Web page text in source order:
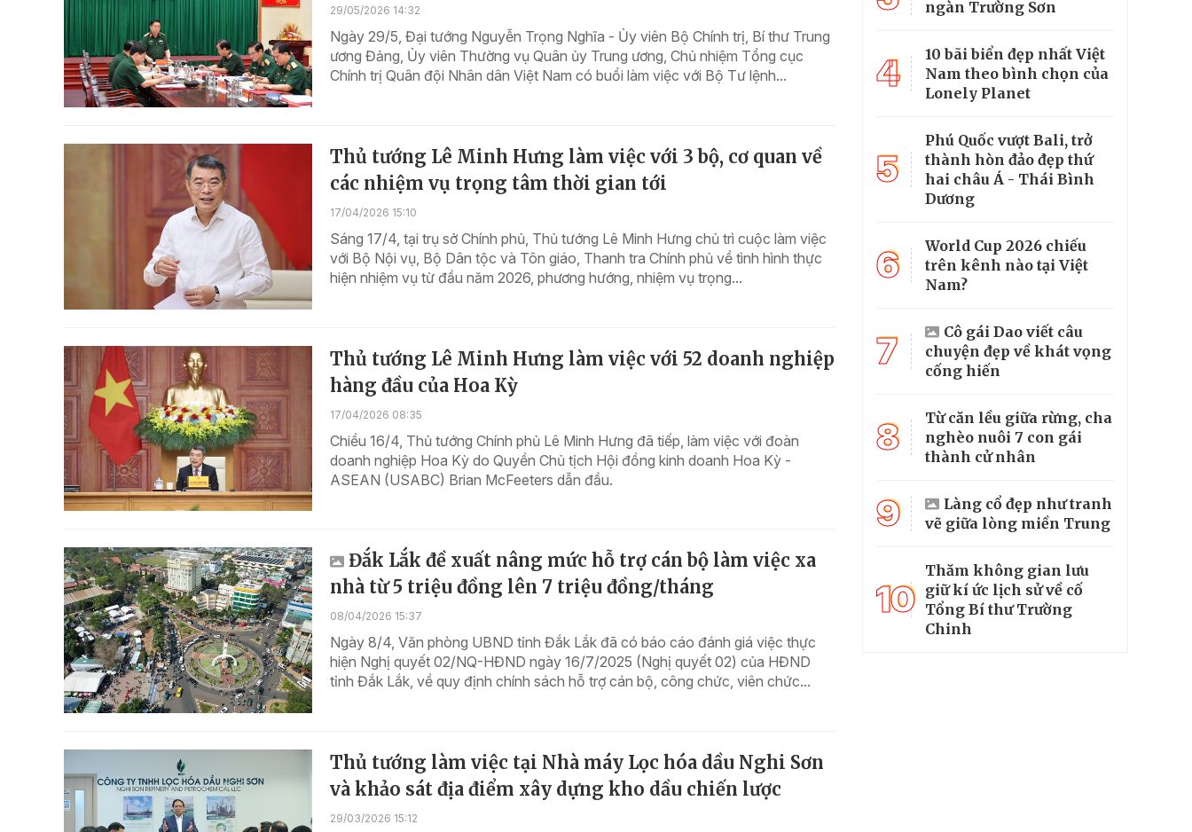
29/05/2026 14:32
Ngày 29/5, Đại tướng Nguyễn Trọng Nghĩa - Ủy viên Bộ Chính trị, Bí thư Trung
ương Đảng, Ủy viên Thường vụ Quân ủy Trung ương, Chủ nhiệm Tổng cục
Chính trị Quân đội Nhân dân Việt Nam có buổi làm việc với Bộ Tư lệnh...
Thủ tướng Lê Minh Hưng làm việc với 3 bộ, cơ quan về
các nhiệm vụ trọng tâm thời gian tới
17/04/2026 15:10
Sáng 17/4, tại trụ sở Chính phủ, Thủ tướng Lê Minh Hưng chủ trì cuộc làm việc
với Bộ Nội vụ, Bộ Dân tộc và Tôn giáo, Thanh tra Chính phủ về tình hình thực
hiện nhiệm vụ từ đầu năm 2026, phương hướng, nhiệm vụ trọng...
Thủ tướng Lê Minh Hưng làm việc với 52 doanh nghiệp
hàng đầu của Hoa Kỳ
17/04/2026 08:35
Chiều 16/4, Thủ tướng Chính phủ Lê Minh Hưng đã tiếp, làm việc với đoàn
doanh nghiệp Hoa Kỳ do Quyền Chủ tịch Hội đồng kinh doanh Hoa Kỳ -
ASEAN (USABC) Brian McFeeters dẫn đầu.
Đắk Lắk đề xuất nâng mức hỗ trợ cán bộ làm việc xa
nhà từ 5 triệu đồng lên 7 triệu đồng/tháng
08/04/2026 15:37
Ngày 8/4, Văn phòng UBND tỉnh Đắk Lắk đã có báo cáo đánh giá việc thực
hiện Nghị quyết 02/NQ-HĐND ngày 16/7/2025 (Nghị quyết 02) của HĐND
tỉnh Đắk Lắk, về quy định chính sách hỗ trợ cán bộ, công chức, viên chức...
Thủ tướng làm việc tại Nhà máy Lọc hóa dầu Nghi Sơn
và khảo sát địa điểm xây dựng kho dầu chiến lược
29/03/2026 15:12
ngàn Trường Sơn
4
10 bãi biển đẹp nhất Việt
Nam theo bình chọn của
Lonely Planet
5
Phú Quốc vượt Bali, trở
thành hòn đảo đẹp thứ
hai châu Á - Thái Bình
Dương
6
World Cup 2026 chiếu
trên kênh nào tại Việt
Nam?
7
Cô gái Dao viết câu
chuyện đẹp về khát vọng
cống hiến
8
Từ căn lều giữa rừng, cha
nghèo nuôi 7 con gái
thành cử nhân
9
Làng cổ đẹp như tranh
vẽ giữa lòng miền Trung
10
Thăm không gian lưu
giữ kí ức lịch sử về cố
Tổng Bí thư Trường
Chinh